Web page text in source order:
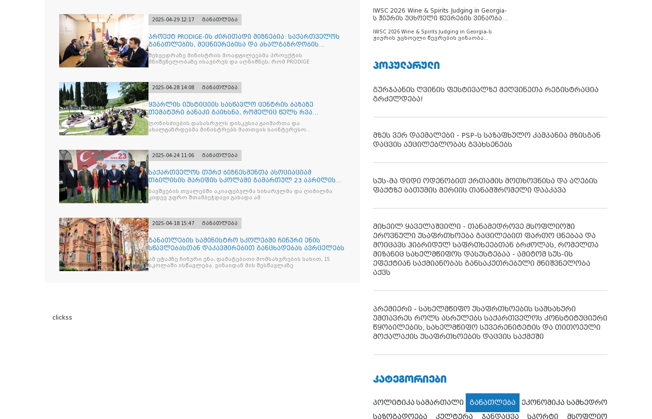
2025-04-29 12:17 განათლება
პროექტ PRODIGE-ის ძირითადი მიზნებია: საქართველოს
განათლების, მეცნიერებისა და ახალგაზრდობის
სამინისტრ
შეხვედრაზე მინისტრის მოადგილეებმა პროექტის
მნიშვნელობაზე ისაუბრეს და აღნიშნეს, რომ PRODIGE
2025-04-28 14:08 განათლება
ყვარლის იუსტიციის სასწავლო ცენტრის ბაზაზე
თემატური ბანაკი გაიხსნა, რომელიც წელს რვა
ნაკადად ჩატარდებ
ღონისძიების დასასრულს დისკუსია გაიმართა და
ახალგაზრდებმა მინისტრებს მათთვის საინტერესო
2025-04-24 11:06 განათლება
საქართველოს თურქ ბიზნესმენთა ასოციაციამ
თბილისის მარიფის სკოლაში გამართულ 23 აპრილის
ეროვნული სუვერე
ბავშვების თვალებში აკიაფებულმა სიხარულმა და ღიმილმა
კიდევ უფრო შთამბეჭდავი გახადა ამ
2025-04-18 15:47 განათლება
განათლების სამინისტრო სკოლებში ჩინური ენის
სწავლებასთან დაკავშირებით განცხადებას ავრცელებს
ამ ეტაპზე ჩინური ენა, დამატებითი მომსახურების სახით, 15
სკოლაში ისწავლება. ვინაიდან მის შესწავლაზე
clickss
IWSC 2026 Wine & Spirits Judging in Georgia-
ს ჟიურის უცხოელი წევრების ვინაობა
IWSC 2026 Wine & Spirits Judging in Georgia-ს
ჟიურის უცხოელი წევრების ვინაობა
ᲞᲝᲞᲣᲚᲐᲠᲣᲚᲘ
გურჯაანის ღვინის ფესტივალზე მეღვინეთა რეგისტრაცია
გრძელდება!
მზეს ვერ დაემალები - PSP-ს საზაფხულო კამპანია მზისგან
დაცვის აუცილებლობას გვახსენებს
სუს-მა დიდი ოდენობით ქრთამის მოთხოვნისა და აღების
ფაქტზე ბათუმის მერიის თანამშრომელი დააკავა
მიხეილ ყაველაშვილი - თანამედროვე მსოფლიოში
ეროვნული უსაფრთხოება გაცილებით ფართო ცნებაა და
მოიცავს ჰიბრიდულ საფრთხეებთან ბრძოლას, რომელთა
მიზანიც სახელმწიფოს დასუსტებაა - ამიტომ სუს-ის
ეფექტიან საქმიანობას განსაკუთრებული მნიშვნელობა
აქვს
პრემიერი - სახელმწიფო უსაფრთხოების სამსახური
უმთავრეს როლს ასრულებს საქართველოს კონსტიტუციური
წყობილების, სახელმწიფო სუვერენიტეტის და თითოეული
მოქალაქის უსაფრთხოების დაცვის საქმეში
ᲙᲐᲢᲔᲒᲝᲠᲘᲔᲑᲘ
პოლიტიკა სამართალი განათლება ეკონომიკა სამხედრო
საზოგადოება
კულტურა ჯანდაცვა სპორტი მსოფლიო